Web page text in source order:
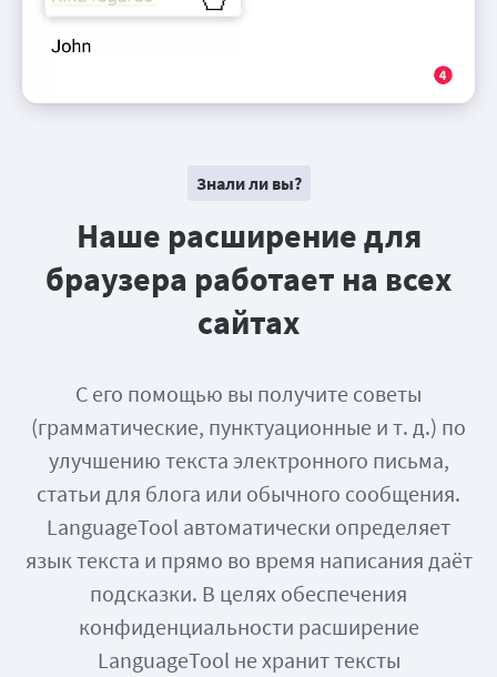
Знали ли вы?
Наше расширение для
браузера работает на всех
сайтах
С его помощью вы получите советы
(грамматические, пунктуационные и т. д.) по
улучшению текста электронного письма,
статьи для блога или обычного сообщения.
LanguageTool автоматически определяет
язык текста и прямо во время написания даёт
подсказки. В целях обеспечения
конфиденциальности расширение
LanguageTool не хранит тексты